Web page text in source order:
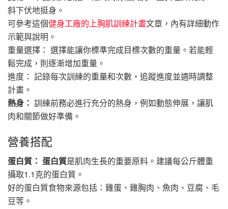
斜下伏地挺身。
可參考這個健身工廠的上胸肌訓練計畫文章，內有詳細動作
示範與說明。
重量選擇： 選擇能讓你標準完成目標次數的重量。若能輕
鬆完成，則逐漸增加重量。
進度： 記錄每次訓練的重量和次數，追蹤進度並適時調整
計畫。
熱身： 訓練前務必進行充分的熱身，例如動態伸展，讓肌
肉和關節做好準備。
營養搭配
蛋白質： 蛋白質是肌肉生長的重要原料。建議每公斤體重
攝取1.1克的蛋白質。
好的蛋白質食物來源包括：雞蛋、雞胸肉、魚肉、豆腐、毛
豆等。